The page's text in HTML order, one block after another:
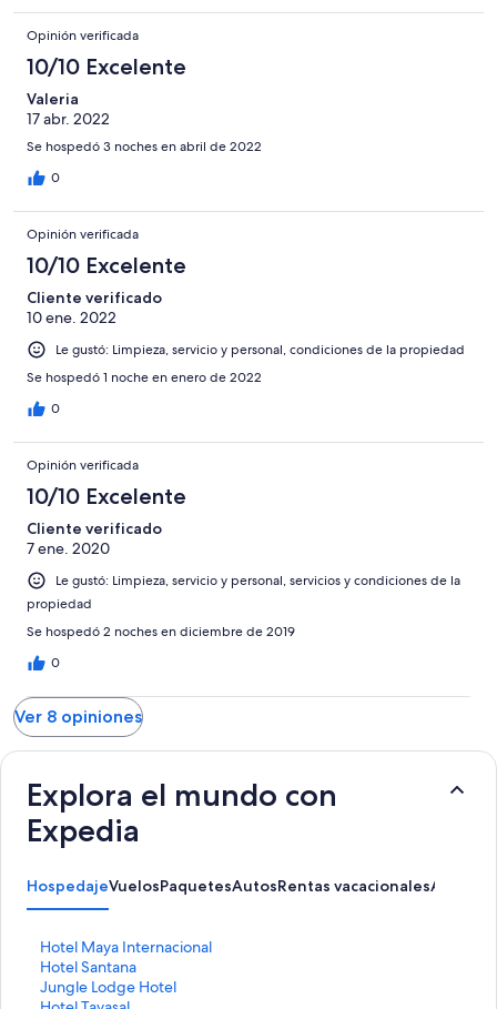
Opinión verificada
10/10 Excelente
Valeria
17 abr. 2022
Se hospedó 3 noches en abril de 2022
0
Opinión verificada
10/10 Excelente
Cliente verificado
10 ene. 2022
Le gustó: Limpieza, servicio y personal, condiciones de la propiedad
Se hospedó 1 noche en enero de 2022
0
Opinión verificada
10/10 Excelente
Cliente verificado
7 ene. 2020
Le gustó: Limpieza, servicio y personal, servicios y condiciones de la
propiedad
Se hospedó 2 noches en diciembre de 2019
0
Ver 8 opiniones
Explora el mundo con
Expedia
HospedajeVuelosPaquetesAutosRentas vacacionales
Hotel Maya Internacional
E
n
l
Hotel Santana
E
n
Jungle Lodge Hotel
E